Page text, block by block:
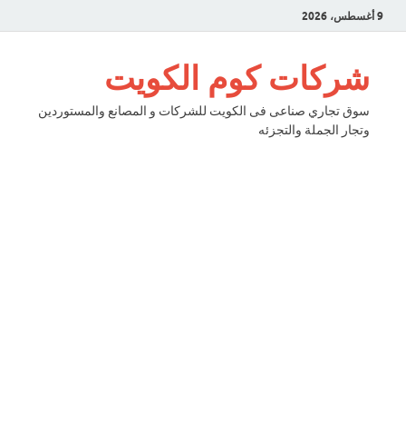
9 أغسطس، 2026
شركات كوم الكويت
سوق تجاري صناعى فى الكويت للشركات و المصانع والمستوردين
وتجار الجملة والتجزئه